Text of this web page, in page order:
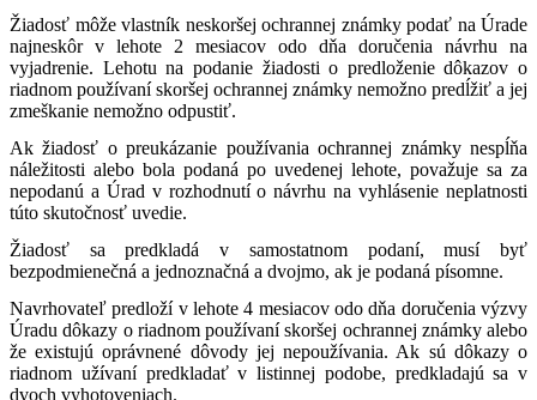
Žiadosť môže vlastník neskoršej ochrannej známky podať na Úrade
najneskôr v lehote 2 mesiacov odo dňa doručenia návrhu na
vyjadrenie. Lehotu na podanie žiadosti o predloženie dôkazov o
riadnom používaní skoršej ochrannej známky nemožno predĺžiť a jej
zmeškanie nemožno odpustiť.
Ak žiadosť o preukázanie používania ochrannej známky nespĺňa
náležitosti alebo bola podaná po uvedenej lehote, považuje sa za
nepodanú a Úrad v rozhodnutí o návrhu na vyhlásenie neplatnosti
túto skutočnosť uvedie.
Žiadosť sa predkladá v samostatnom podaní, musí byť
bezpodmienečná a jednoznačná a dvojmo, ak je podaná písomne.
Navrhovateľ predloží v lehote 4 mesiacov odo dňa doručenia výzvy
Úradu dôkazy o riadnom používaní skoršej ochrannej známky alebo
že existujú oprávnené dôvody jej nepoužívania. Ak sú dôkazy o
riadnom užívaní predkladať v listinnej podobe, predkladajú sa v
dvoch vyhotoveniach.